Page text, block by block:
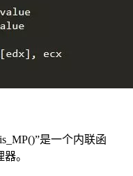
是一个内联函
。